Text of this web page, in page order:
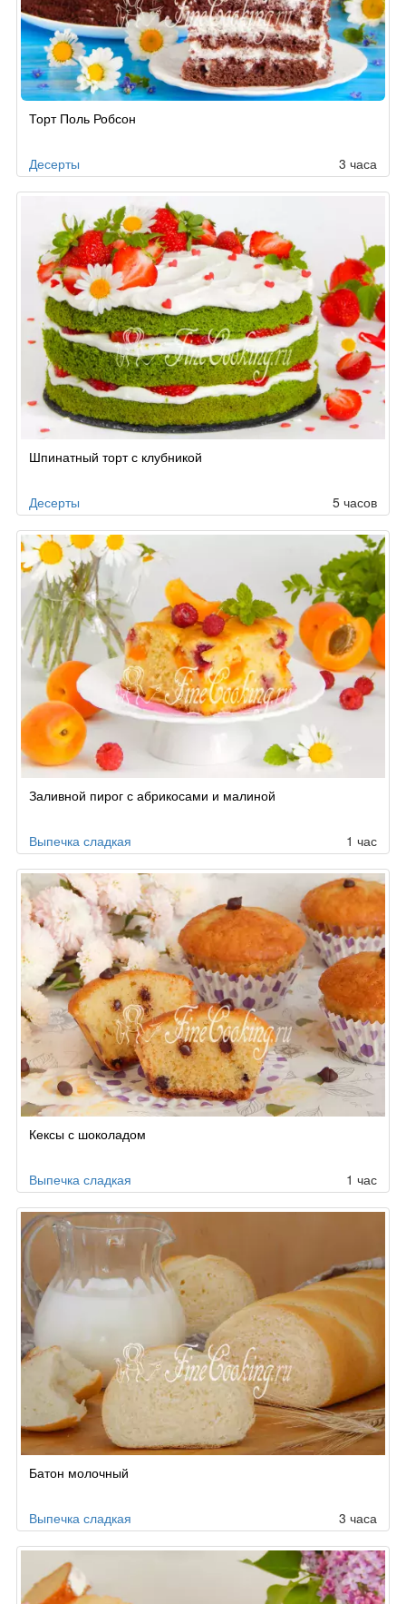
по
Торт Поль Робсон
Десерты 3 часа
Шпинатный торт с клубникой
Десерты 5 часов
Заливной пирог с абрикосами и малиной
Выпечка сладкая 1 час
Кексы с шоколадом
Выпечка сладкая 1 час
Батон молочный
Выпечка сладкая 3 часа